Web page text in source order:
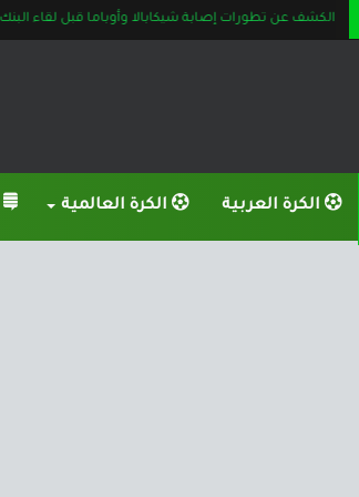
الكشف عن تطورات إصابة شيكابالا وأوباما قبل لقاء البنك
الكرة العربية الكرة العالمية